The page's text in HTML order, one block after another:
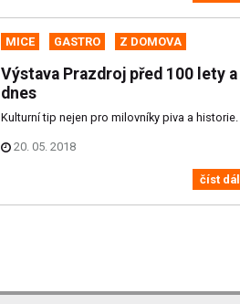
MICE GASTRO Z DOMOVA
Výstava Prazdroj před 100 lety a
dnes
Kulturní tip nejen pro milovníky piva a historie.
20. 05. 2018
číst dál